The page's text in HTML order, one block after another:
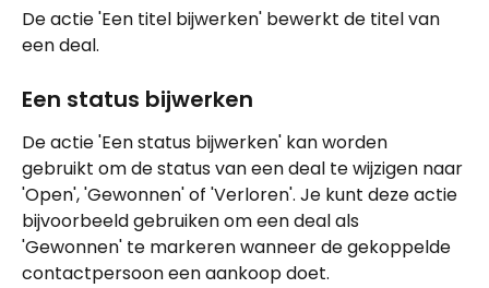
De actie 'Een titel bijwerken' bewerkt de titel van
een deal.
Een status bijwerken
De actie 'Een status bijwerken' kan worden
gebruikt om de status van een deal te wijzigen naar
'Open', 'Gewonnen' of 'Verloren'. Je kunt deze actie
bijvoorbeeld gebruiken om een deal als
'Gewonnen' te markeren wanneer de gekoppelde
contactpersoon een aankoop doet.